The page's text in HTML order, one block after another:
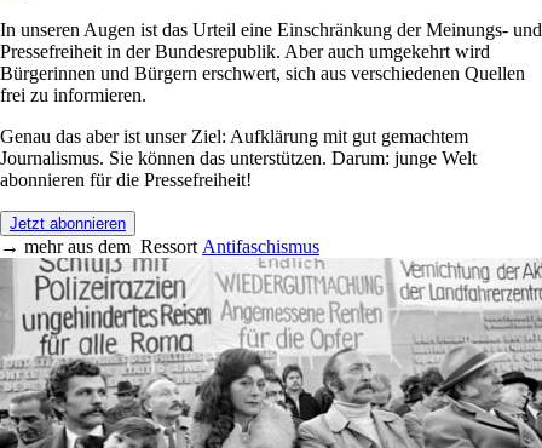
In unseren Augen ist das Urteil eine Einschränkung der Meinungs- und
Pressefreiheit in der Bundesrepublik. Aber auch umgekehrt wird
Bürgerinnen und Bürgern erschwert, sich aus verschiedenen Quellen
frei zu informieren.
Genau das aber ist unser Ziel: Aufklärung mit gut gemachtem
Journalismus. Sie können das unterstützen. Darum: junge Welt
abonnieren für die Pressefreiheit!
Jetzt abonnieren
→ mehr aus dem Ressort Antifaschismus